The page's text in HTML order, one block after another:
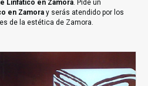
Linfático en Zamora. Pide un
en Zamora y serás atendido por los
de la estética de Zamora.